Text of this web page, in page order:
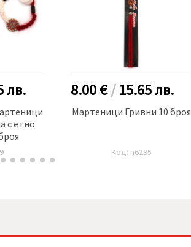
лв.
с етно
8.00 €/15.65лв.
Мартеници Гривни 10 броя
Код: n6295